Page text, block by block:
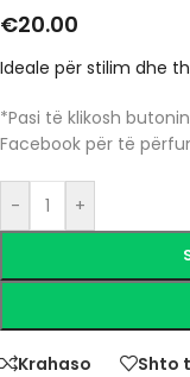
€20.00
Ideale për stilim dhe
*Pasi të klikosh
Facebook për të
- +
Krahaso Shto